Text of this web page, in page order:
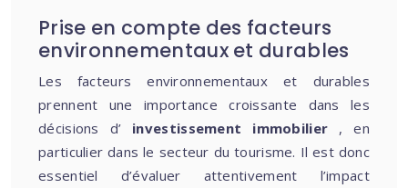
Prise en compte des facteurs
environnementaux et durables
Les facteurs environnementaux et durables
prennent une importance croissante dans les
décisions d’ investissement immobilier , en
particulier dans le secteur du tourisme. Il est donc
essentiel d’évaluer attentivement l’impact